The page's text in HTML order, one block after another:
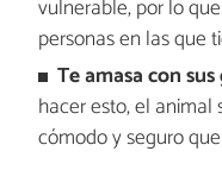
vulnerable, por lo
personas en las que
Te amasa con
hacer esto, el
cómodo y seguro